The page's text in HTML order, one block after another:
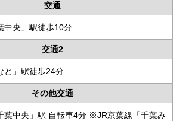
交通
中央」駅徒歩10分
交通2
と」駅徒歩24分
その他交通
葉中央」駅 自転車4分 ※JR京葉線「千葉み